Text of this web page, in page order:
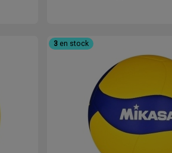
3 en stock